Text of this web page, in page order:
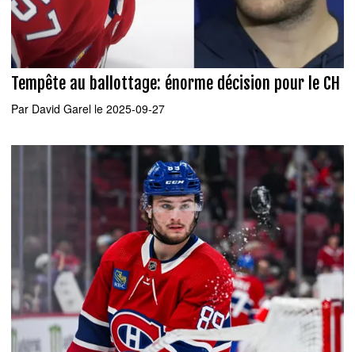
Tempête au ballottage: énorme décision pour le CH
Par David Garel le 2025-09-27